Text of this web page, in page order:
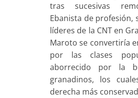
tras sucesivas
Ebanista de profesión,
líderes de la CNT en
Maroto se convertiría
por las clases
aborrecido por la
granadinos, los
derecha más